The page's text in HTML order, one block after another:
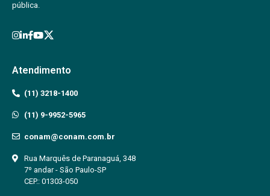
pública.
Atendimento
(11) 3218-1400
(11) 9-9952-5965
conam@conam.com.br
Rua Marquês de Paranaguá, 348
7º andar - São Paulo-SP
CEP.: 01303-050